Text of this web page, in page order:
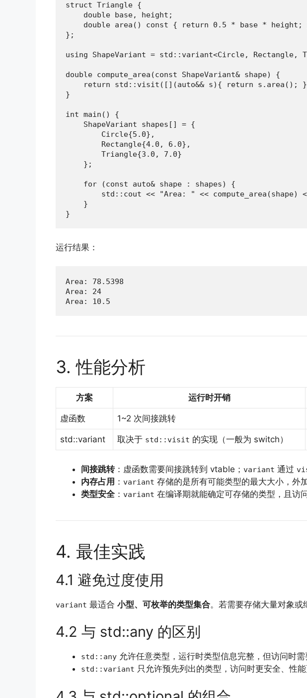
struct Triangle {
    double base, height;
double area() const { return 0.5 * base * height;
};
using ShapeVariant = std::variant<Circle, Rectangle,
double compute_area(const ShapeVariant& shape) {
return std::visit([](auto&& s){ return s.area();
}
int main() {
    ShapeVariant shapes[] = {
        Circle{5.0},
        Rectangle{4.0, 6.0},
        Triangle{3.0, 7.0}
    };
    for (const auto& shape : shapes) {
std::cout << "Area: " << compute_area(shape)
    }
}
运行结果：
Area: 78.5398
Area: 24
Area: 10.5
3. 性能分析
方案 运行时开销
虚函数 1~2 次间接跳转
std::variant 取决于 std::visit 的实现（一般为 switch）
间接跳转：虚函数需要间接跳转到 vtable； variant 通过
内存占用 ： variant 存储的是所有可能类型的最大大小，外
类型安全： variant 在编译期就能确定可存储的类型，且访
4. 最佳实践
4.1 避免过度使用
variant 最适合 小型、可枚举的类型集合。若需要存储大量对象或
4.2 与 std::any 的区别
std::any 允许任意类型，运行时类型信息完整，但访问时
std::variant 只允许预先列出的类型，访问时更安全、性能